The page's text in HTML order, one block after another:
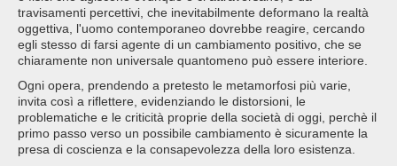
travisamenti percettivi, che inevitabilmente deformano la realtà
oggettiva, l'uomo contemporaneo dovrebbe reagire, cercando
egli stesso di farsi agente di un cambiamento positivo, che se
chiaramente non universale quantomeno può essere interiore.
Ogni opera, prendendo a pretesto le metamorfosi più varie,
invita così a riflettere, evidenziando le distorsioni, le
problematiche e le criticità proprie della società di oggi, perchè il
primo passo verso un possibile cambiamento è sicuramente la
presa di coscienza e la consapevolezza della loro esistenza.